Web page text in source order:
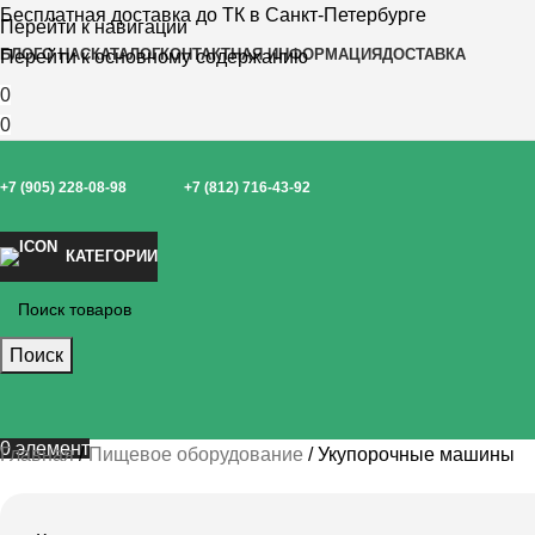
Перейти к навигации
Перейти к основному содержанию
Бесплатная доставка до ТК в Санкт-Петербурге
БЛОГО НАСКАТАЛОГКОНТАКТНАЯ ИНФОРМАЦИЯДОСТАВКА
0
0
+7 (905) 228-08-98 +7 (812) 716-43-92
КАТЕГОРИИ
Поиск
0элемент
Главная Пищевое оборудование Укупорочные машины